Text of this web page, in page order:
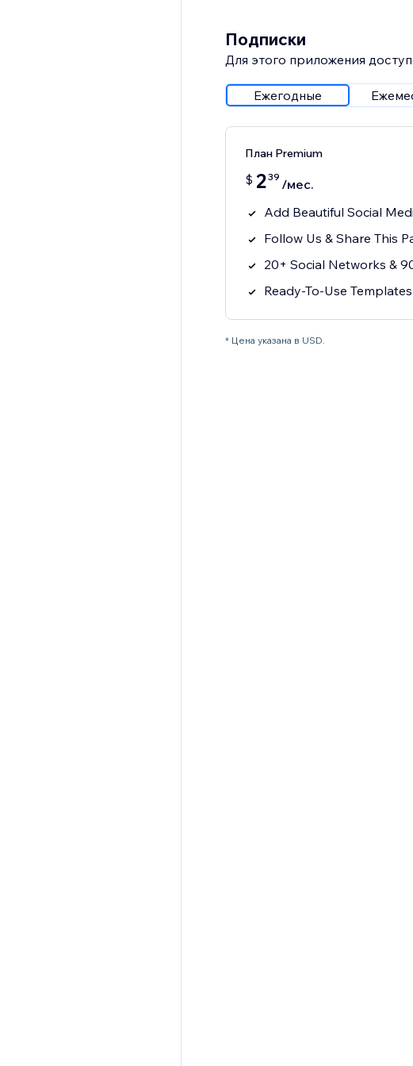
Подписки
Для этого приложения
Ежегодные
План Premium
$ 239 /мес.
Add Beautiful Social
Follow Us & Share This
20+ Social Networks &
Ready-To-Use
* Цена указана в USD.